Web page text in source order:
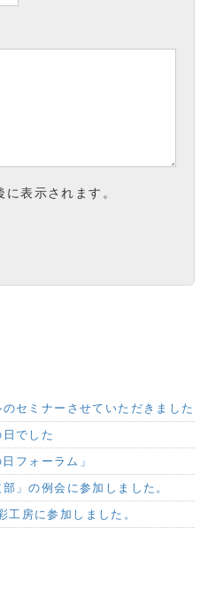
表示されます。
セミナーさせていただきました
でした
フォーラム」
」の例会に参加しました。
房に参加しました。